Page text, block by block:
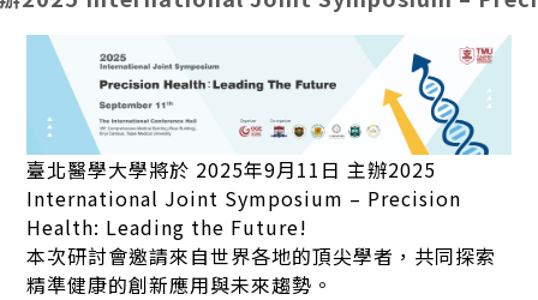
臺北醫學大學將於 2025年9月11日 主辦2025
International Joint Symposium – Precision
Health: Leading the Future!
本次研討會邀請來自世界各地的頂尖學者，共同探索
精準健康的創新應用與未來趨勢。